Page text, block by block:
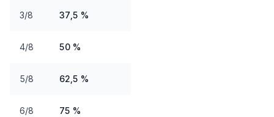
3/8 37,5 %
4/8 50 %
5/8 62,5 %
6/8 75 %